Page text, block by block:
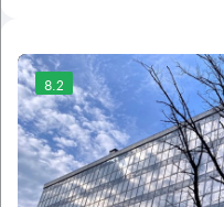
8.2